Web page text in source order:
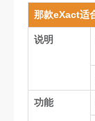
那款eXact适
说明
功能